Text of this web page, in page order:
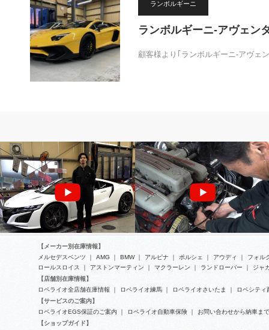
ランボルギーニ
ランボルギーニ-アヴェン
顧客様より｢ランボルギーニ-アヴェ
ホンダ NSX エンジンオイル交換
フェラーリ 550マラネロ タイミ
ングベルト交換＆ウォーターポン
【メーカー別在庫情報】
メルセデスベンツ ｜ AMG ｜ BMW｜ アルピナ｜ ポルシェ ｜ アウディ ｜
フォル
ロールスロイス
｜ アストンマーティン ｜ マクラーレン ｜ ランドローバー ｜
ジャ
【店舗別在庫情報】
ロペライオ全店舗在庫情報 ｜ ロペライオ練馬｜ ロペライオさいたま ｜
ロペシティ
【サービスのご案内】
ロペライオEGS保証のご案内 ｜ ロペライオ自動車保険｜
お問い合わせから納車まで
【ショップガイド】